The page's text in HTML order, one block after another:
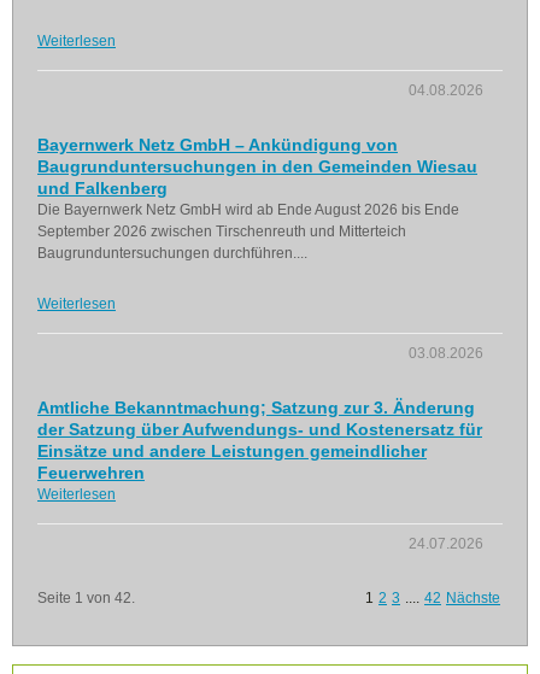
Weiterlesen
04.08.2026
Bayernwerk Netz GmbH – Ankündigung von
Baugrunduntersuchungen in den Gemeinden Wiesau
und Falkenberg
Die Bayernwerk Netz GmbH wird ab Ende August 2026 bis Ende
September 2026 zwischen Tirschenreuth und Mitterteich
Baugrunduntersuchungen durchführen....
Weiterlesen
03.08.2026
Amtliche Bekanntmachung; Satzung zur 3. Änderung
der Satzung über Aufwendungs- und Kostenersatz für
Einsätze und andere Leistungen gemeindlicher
Feuerwehren
Weiterlesen
24.07.2026
Seite 1 von 42. 1 2 3 .... 42 Nächste